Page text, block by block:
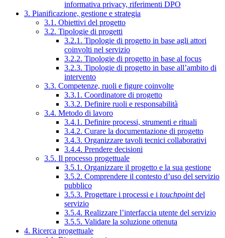
informativa privacy, riferimenti DPO
3. Pianificazione, gestione e strategia
3.1. Obiettivi del progetto
3.2. Tipologie di progetti
3.2.1. Tipologie di progetto in base agli attori
coinvolti nel servizio
3.2.2. Tipologie di progetto in base al focus
3.2.3. Tipologie di progetto in base all’ambito di
intervento
3.3. Competenze, ruoli e figure coinvolte
3.3.1. Coordinatore di progetto
3.3.2. Definire ruoli e responsabilità
3.4. Metodo di lavoro
3.4.1. Definire processi, strumenti e rituali
3.4.2. Curare la documentazione di progetto
3.4.3. Organizzare tavoli tecnici collaborativi
3.4.4. Prendere decisioni
3.5. Il processo progettuale
3.5.1. Organizzare il progetto e la sua gestione
3.5.2. Comprendere il contesto d’uso del servizio
pubblico
3.5.3. Progettare i processi e i touchpointdel
servizio
3.5.4. Realizzare l’interfaccia utente del servizio
3.5.5. Validare la soluzione ottenuta
4. Ricerca progettuale